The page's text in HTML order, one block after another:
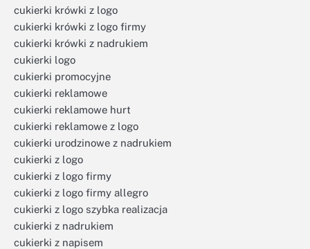
cukierki krówki z logo
cukierki krówki z logo firmy
cukierki krówki z nadrukiem
cukierki logo
cukierki promocyjne
cukierki reklamowe
cukierki reklamowe hurt
cukierki reklamowe z logo
cukierki urodzinowe z nadrukiem
cukierki z logo
cukierki z logo firmy
cukierki z logo firmy allegro
cukierki z logo szybka realizacja
cukierki z nadrukiem
cukierki z napisem